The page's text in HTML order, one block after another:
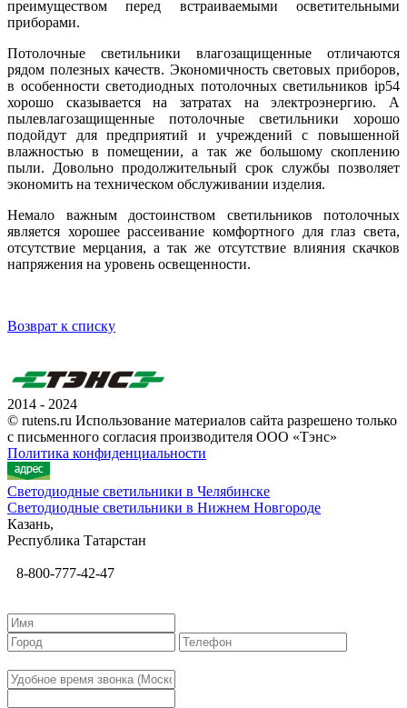
преимуществом перед встраиваемыми осветительными
приборами.
Потолочные светильники влагозащищенные отличаются
рядом полезных качеств. Экономичность световых приборов,
в особенности светодиодных потолочных светильников ip54
хорошо сказывается на затратах на электроэнергию. А
пылевлагозащищенные потолочные светильники хорошо
подойдут для предприятий и учреждений с повышенной
влажностью в помещении, а так же большому скоплению
пыли. Довольно продолжительный срок службы позволяет
экономить на техническом обслуживании изделия.
Немало важным достоинством светильников потолочных
является хорошее рассеивание комфортного для глаз света,
отсутствие мерцания, а так же отсутствие влияния скачков
напряжения на уровень освещенности.
Возврат к списку
2014 - 2024
© rutens.ru Использование материалов сайта разрешено только
с письменного согласия производителя ООО «Тэнс»
Политика конфиденциальности
Светодиодные светильники в Челябинске
Светодиодные светильники в Нижнем Новгороде
Казань,
Республика Татарстан
8-800-777-42-47